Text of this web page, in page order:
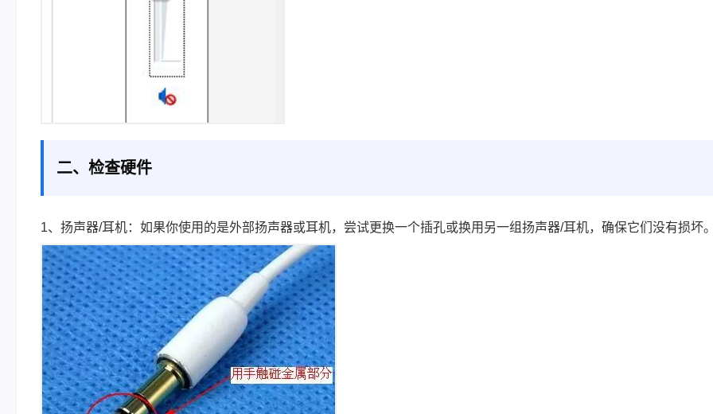
二、检查硬件
1、扬声器/耳机：如果你使用的是外部扬声器或耳机，尝试更换一个插孔或换用另一组扬声器/耳机，确保它们没有损坏